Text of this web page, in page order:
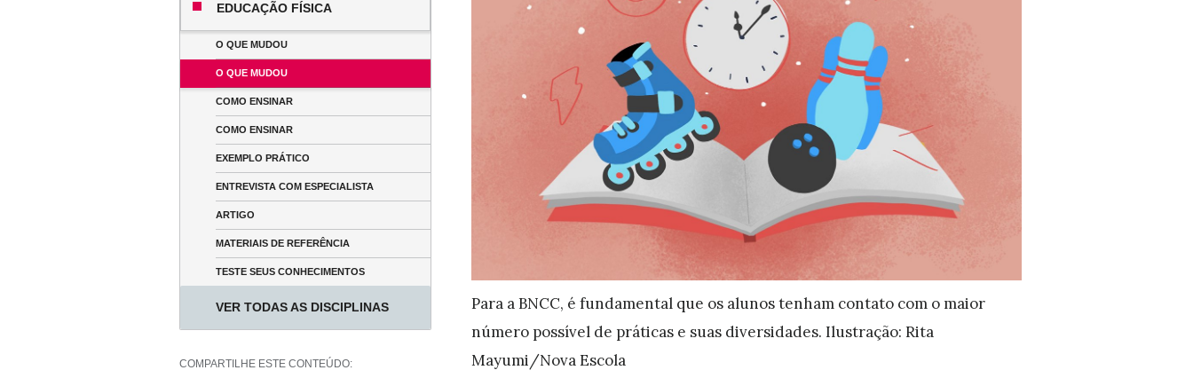
EDUCAÇÃO FÍSICA
O QUE MUDOU
O QUE MUDOU
COMO ENSINAR
COMO ENSINAR
EXEMPLO PRÁTICO
ENTREVISTA COM ESPECIALISTA
ARTIGO
MATERIAIS DE REFERÊNCIA
TESTE SEUS CONHECIMENTOS
VER TODAS AS DISCIPLINAS
COMPARTILHE ESTE CONTEÚDO:
Para a BNCC, é fundamental que os alunos tenham contato com o maior
número possível de práticas e suas diversidades. Ilustração: Rita
Mayumi/Nova Escola